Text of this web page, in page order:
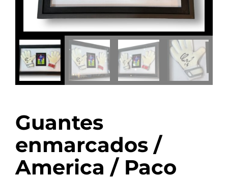
Guantes
enmarcados /
America / Paco